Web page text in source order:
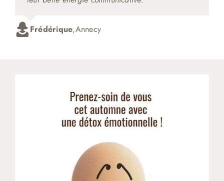
Frédérique,Annecy